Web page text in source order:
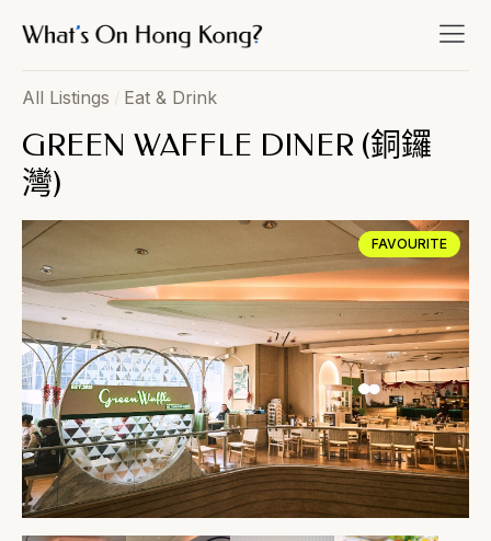
All Listings / Eat & Drink
GREEN WAFFLE DINER (銅鑼
灣)
FAVOURITE